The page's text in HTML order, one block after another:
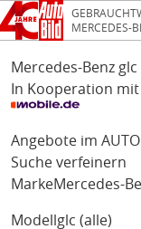
MERCEDES-
Mercedes-Benz
In Kooperation mit
Angebote im
Suche verfeinern
MarkeMercedes-
Modell glc (alle)